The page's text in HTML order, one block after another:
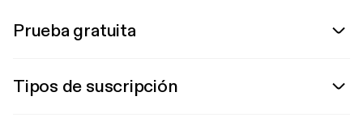
Prueba gratuita
Tipos de suscripción